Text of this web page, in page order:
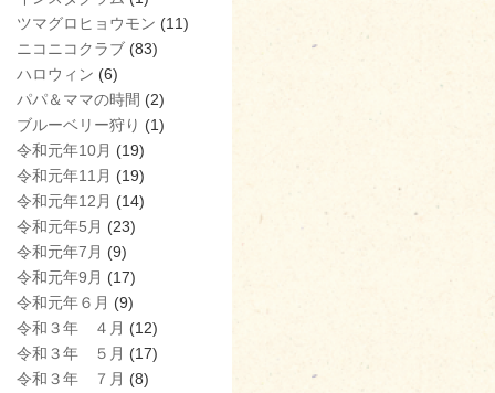
ツマグロヒョウモン (11)
ニコニコクラブ (83)
ハロウィン (6)
パパ＆ママの時間 (2)
ブルーベリー狩り (1)
令和元年10月 (19)
令和元年11月 (19)
令和元年12月 (14)
令和元年5月 (23)
令和元年7月 (9)
令和元年9月 (17)
令和元年６月 (9)
令和３年 ４月 (12)
令和３年 ５月 (17)
令和３年 ７月 (8)